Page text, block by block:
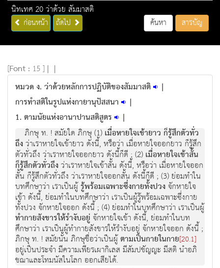
นิทเทศ 20 ว่าด้วย สัมมาสติ
ก่อนหน้า ถัดไป ค้นหา สารบัญ
[Font : 15 ] | |
หมวด ง. ว่าด้วยหลักการปฏิบัติของสัมมาสติ
|
การทำสติในรูปแห่งกายานุปัสสนา
|
1. ตามนัยแห่งอานาปานสติสูตร
|
ภิกษุ ท. ! สมัยใด ภิกษุ (1) เมื่อหายใจเข้ายาว ก็รู้สึกตัวทั่ว
ถึงว่าเราหายใจเข้ายาว ดังนี้, หรือว่า เมื่อหายใจออกยาว ก็รู้สึก
ตัวทั่วถึง ว่าเราหายใจออกยาว ดังนี้ก็ดี ; (2) เมื่อหายใจเข้าสั้น
ก็รู้สึกตัวทั่วถึงว่าเราหายใจเข้าสั้น ดังนี้, หรือว่า เมื่อหายใจออก
สั้น ก็รู้สึกตัวทั่วถึง ว่าเราหายใจออกสั้น ดังนี้ก็ดี ; (3) ย่อมทำใน
บทศึกษาว่า เราเป็นผู้รู้พร้อมเฉพาะซึ่งกายทั้งปวงจักหายใจ
เข้า ดังนี้, ย่อมทำในบทศึกษาว่า เราเป็นผู้รู้พร้อมเฉพาะซึ่งกาย
ทั้งปวง จักหายใจออก ดังนี้ ; (4) ย่อมทำในบทศึกษาว่า เราเป็นผู้
ทำกายสังขารให้รำงับอยู่ จักหายใจเข้า ดังนี้, ย่อมทำในบท
ศึกษาว่า เราเป็นผู้ทำกายสังขารให้รำงับอยู่ จักหายใจออก ดังนี้ ;
ภิกษุ ท. ! สมัยนั้น ภิกษุชื่อว่าเป็นผู้ตามเป็นกายในกาย[20.1]
อยู่เป็นประจำ มีความเพียรเผากิเลส มีสัมปชัญญะ มีสติ นำอภิ
ชฌาและโทมนัสในโลก ออกเสียได้.